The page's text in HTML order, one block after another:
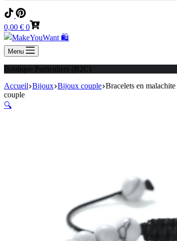
Panier
d’achat
0,00 € 0
Menu
Boutique Particuliers (B2C)
Accueil Bijoux Bijoux couple Bracelets en
couple
🔍